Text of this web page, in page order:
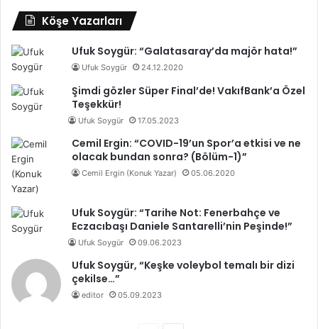
Köşe Yazarları
Ufuk Soygür: “Galatasaray’da majör hata!”
Ufuk Soygür 24.12.2020
Şimdi gözler Süper Final’de! VakıfBank’a Özel
Teşekkür!
Ufuk Soygür 17.05.2023
Cemil Ergin: “COVID-19’un Spor’a etkisi ve ne
olacak bundan sonra? (Bölüm-1)”
Cemil Ergin (Konuk Yazar) 05.06.2020
Ufuk Soygür: “Tarihe Not: Fenerbahçe ve
Eczacıbaşı Daniele Santarelli’nin Peşinde!”
Ufuk Soygür 09.06.2023
Ufuk Soygür, “Keşke voleybol temalı bir dizi
çekilse…”
editor 05.09.2023